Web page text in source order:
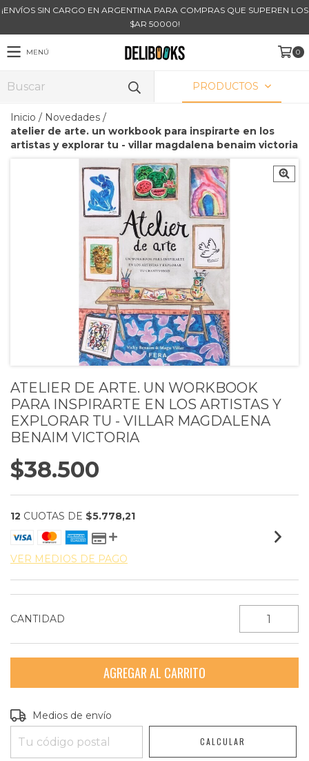
¡ENVÍOS SIN CARGO EN ARGENTINA PARA COMPRAS QUE SUPEREN LOS
$AR 50000!
MENÚ 0
PRODUCTOS
Inicio / Novedades /
atelier de arte. un workbook para inspirarte en los
artistas y explorar tu - villar magdalena benaim victoria
ATELIER DE ARTE. UN WORKBOOK
PARA INSPIRARTE EN LOS ARTISTAS Y
EXPLORAR TU - VILLAR MAGDALENA
BENAIM VICTORIA
$38.500
12 CUOTAS DE $5.778,21
VER MEDIOS DE PAGO
CANTIDAD
Entregas para el CP:
Medios de envío
CALCULAR